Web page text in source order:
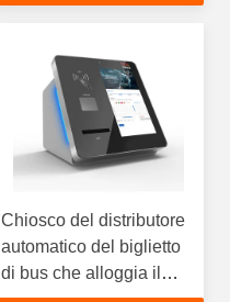
Chiosco del distributore
automatico del biglietto
di bus che alloggia il